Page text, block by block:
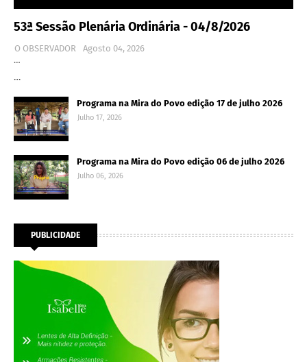
53ª Sessão Plenária Ordinária - 04/8/2026
O OBSERVADOR
Agosto 04, 2026
…
…
Programa na Mira do Povo edição 17 de julho 2026
Julho 17, 2026
Programa na Mira do Povo edição 06 de julho 2026
Julho 06, 2026
PUBLICIDADE